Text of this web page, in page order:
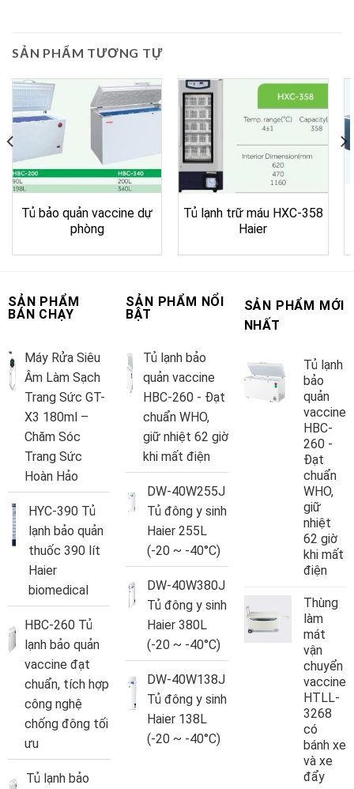
SẢN PHẨM TƯƠNG TỰ
Tủ bảo quản vaccine dự
phòng
Tủ lạnh trữ máu HXC-358
Haier
SẢN PHẨM
BÁN CHẠY
Máy Rửa Siêu
Âm Làm Sạch
Trang Sức GT-
X3 180ml –
Chăm Sóc
Trang Sức
Hoàn Hảo
HYC-390 Tủ
lạnh bảo quản
thuốc 390 lít
Haier
biomedical
HBC-260 Tủ
lạnh bảo quản
vaccine đạt
chuẩn, tích hợp
công nghệ
chống đông tối
ưu
Tủ lạnh bảo
SẢN PHẨM NỔI
BẬT
Tủ lạnh bảo
quản vaccine
HBC-260 - Đạt
chuẩn WHO,
giữ nhiệt 62 giờ
khi mất điện
DW-40W255J
Tủ đông y sinh
Haier 255L
(-20 ~ -40°C)
DW-40W380J
Tủ đông y sinh
Haier 380L
(-20 ~ -40°C)
DW-40W138J
Tủ đông y sinh
Haier 138L
(-20 ~ -40°C)
SẢN PHẨM MỚI
NHẤT
Tủ lạnh
bảo
quản
vaccine
HBC-
260 -
Đạt
chuẩn
WHO,
giữ
nhiệt
62 giờ
khi mất
điện
Thùng
làm
mát
vận
chuyển
vaccine
HTLL-
3268
có
bánh xe
và xe
đẩy